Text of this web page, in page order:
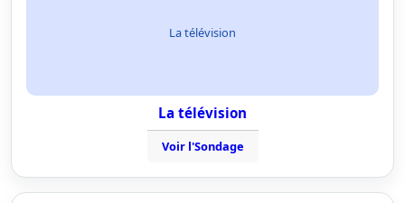
La télévision
La télévision
Voir l'Sondage